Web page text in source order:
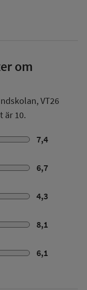
om
VT26
är 10.
7,4
6,7
4,3
8,1
6,1